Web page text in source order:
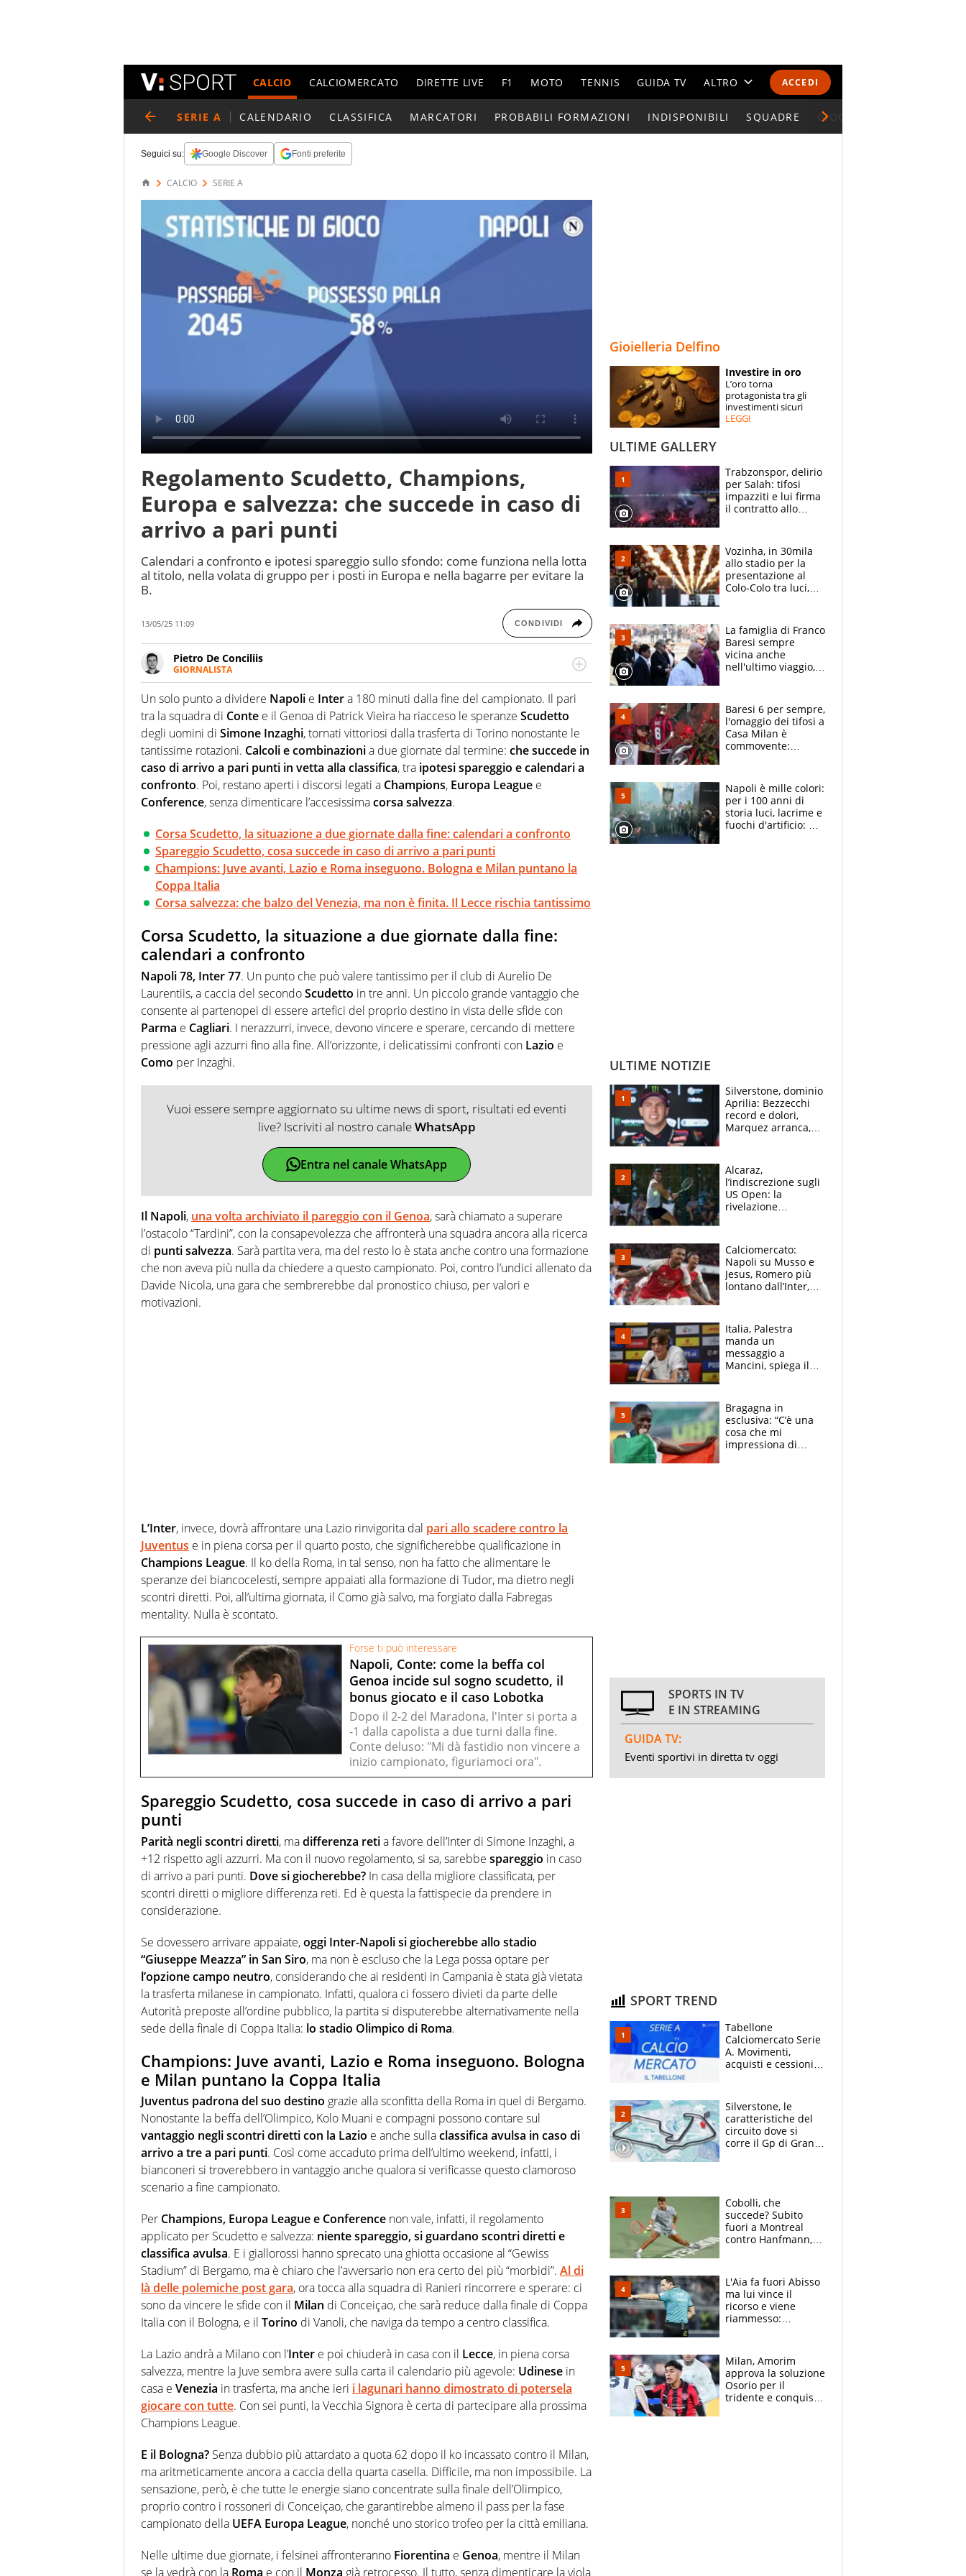
ACCEDI
CALCIO CALCIOMERCATO DIRETTE LIVE F1 MOTO TENNIS GUIDA TV ALTRO
CALENDARI E CLASSIFICHE
ESPERTI
CONTATTI
SERIE A CALENDARIO CLASSIFICA MARCATORI PROBABILI FORMAZIONI INDISPONIBILI SQUADRE GIOCATORI SERIE A
Seguici su: Google Discover Fonti preferite
CALCIO SERIE A
Regolamento Scudetto, Champions,
Europa e salvezza: che succede in caso di
arrivo a pari punti
Calendari a confronto e ipotesi spareggio sullo sfondo: come funziona nella lotta
al titolo, nella volata di gruppo per i posti in Europa e nella bagarre per evitare la
B.
13/05/25 11:09 CONDIVIDI
Pietro De Conciliis
GIORNALISTA
Giornalista pubblicista e speaker radiofonico, per Virgilio Sport si occupa di calcio con
uno sguardo attento e competente sui campionati di Serie B e Serie C
Un solo punto a dividere Napoli e Intera 180 minuti dalla fine del campionato. Il pari
tra la squadra di Conte e il Genoa di Patrick Vieira ha riacceso le speranze Scudetto
degli uomini di Simone Inzaghi, tornati vittoriosi dalla trasferta di Torino nonostante le
tantissime rotazioni. Calcoli e combinazionia due giornate dal termine: che succede in
caso di arrivo a pari punti in vetta alla classifica, tra ipotesi spareggio e calendari a
confronto. Poi, restano aperti i discorsi legati a Champions, Europa League e
Conference, senza dimenticare l’accesissimacorsa salvezza.
Corsa Scudetto, la situazione a due giornate dalla fine: calendari a confronto
Spareggio Scudetto, cosa succede in caso di arrivo a pari punti
Champions: Juve avanti, Lazio e Roma inseguono. Bologna e Milan puntano la
Coppa Italia
Corsa salvezza: che balzo del Venezia, ma non è finita. Il Lecce rischia tantissimo
Corsa Scudetto, la situazione a due giornate dalla fine:
calendari a confronto
Napoli 78, Inter 77. Un punto che può valere tantissimo per il club di Aurelio De
Laurentiis, a caccia del secondoScudetto in tre anni. Un piccolo grande vantaggio che
consente ai partenopei di essere artefici del proprio destino in vista delle sfide con
Parma e Cagliari. I nerazzurri, invece, devono vincere e sperare, cercando di mettere
pressione agli azzurri fino alla fine. All’orizzonte, i delicatissimi confronti con Lazio e
Como per Inzaghi.
Vuoi essere sempre aggiornato su ultime news di sport, risultati ed eventi
live? Iscriviti al nostro canaleWhatsApp
Entra nel canale WhatsApp
Il Napoli, una volta archiviato il pareggio con il Genoa, sarà chiamato a superare
l’ostacolo “Tardini”, con la consapevolezza che affronterà una squadra ancora alla ricerca
di punti salvezza. Sarà partita vera, ma del resto lo è stata anche contro una formazione
che non aveva più nulla da chiedere a questo campionato. Poi, contro l’undici allenato da
Davide Nicola, una gara che sembrerebbe dal pronostico chiuso, per valori e
motivazioni.
L’Inter, invece, dovrà affrontare una Lazio rinvigorita dal pari allo scadere contro la
Juventus e in piena corsa per il quarto posto, che significherebbe qualificazione in
Champions League. Il ko della Roma, in tal senso, non ha fatto che alimentare le
speranze dei biancocelesti, sempre appaiati alla formazione di Tudor, ma dietro negli
scontri diretti. Poi, all’ultima giornata, il Como già salvo, ma forgiato dalla Fabregas
mentality. Nulla è scontato.
Forse ti può interessare
Napoli, Conte: come la beffa col
Genoa incide sul sogno scudetto, il
bonus giocato e il caso Lobotka
Dopo il 2-2 del Maradona, l'Inter si porta a
-1 dalla capolista a due turni dalla fine.
Conte deluso: "Mi dà fastidio non vincere a
inizio campionato, figuriamoci ora".
Spareggio Scudetto, cosa succede in caso di arrivo a pari
punti
Parità negli scontri diretti, madifferenza retia favore dell’Inter di Simone Inzaghi, a
+12 rispetto agli azzurri. Ma con il nuovo regolamento, si sa, sarebbe spareggio in caso
di arrivo a pari punti. Dove si giocherebbe? In casa della migliore classificata, per
scontri diretti o migliore differenza reti. Ed è questa la fattispecie da prendere in
considerazione.
Se dovessero arrivare appaiate,oggi Inter-Napoli si giocherebbe allo stadio
“Giuseppe Meazza” in San Siro, ma non è escluso che la Lega possa optare per
l’opzione campo neutro, considerando che ai residenti in Campania è stata già vietata
la trasferta milanese in campionato. Infatti, qualora ci fossero divieti da parte delle
Autorità preposte all’ordine pubblico, la partita si disputerebbe alternativamente nella
sede della finale di Coppa Italia: lo stadio Olimpico di Roma.
Champions: Juve avanti, Lazio e Roma inseguono. Bologna
e Milan puntano la Coppa Italia
Juventus padrona del suo destino grazie alla sconfitta della Roma in quel di Bergamo.
Nonostante la beffa dell’Olimpico, Kolo Muani e compagni possono contare sul
vantaggio negli scontri diretti con la Lazio e anche sullaclassifica avulsa in caso di
arrivo a tre a pari punti. Così come accaduto prima dell’ultimo weekend, infatti, i
bianconeri si troverebbero in vantaggio anche qualora si verificasse questo clamoroso
scenario a fine campionato.
Per Champions, Europa League e Conference non vale, infatti, il regolamento
applicato per Scudetto e salvezza: niente spareggio, si guardano scontri diretti e
classifica avulsa. E i giallorossi hanno sprecato una ghiotta occasione al “Gewiss
Stadium” di Bergamo, ma è chiaro che l’avversario non era certo dei più “morbidi”. Al di
là delle polemiche post gara, ora tocca alla squadra di Ranieri rincorrere e sperare: ci
sono da vincere le sfide con il Milan di Conceiçao, che sarà reduce dalla finale di Coppa
Italia con il Bologna, e il Torino di Vanoli, che naviga da tempo a centro classifica.
La Lazio andrà a Milano con l’Inter e poi chiuderà in casa con il Lecce, in piena corsa
salvezza, mentre la Juve sembra avere sulla carta il calendario più agevole: Udinese in
casa e Venezia in trasferta, ma anche ieri i lagunari hanno dimostrato di potersela
giocare con tutte. Con sei punti, la Vecchia Signora è certa di partecipare alla prossima
Champions League.
E il Bologna? Senza dubbio più attardato a quota 62 dopo il ko incassato contro il Milan,
ma aritmeticamente ancora a caccia della quarta casella. Difficile, ma non impossibile. La
sensazione, però, è che tutte le energie siano concentrate sulla finale dell’Olimpico,
proprio contro i rossoneri di Conceiçao, che garantirebbe almeno il pass per la fase
campionato della UEFA Europa League, nonché uno storico trofeo per la città emiliana.
Nelle ultime due giornate, i felsinei affronteranno Fiorentina e Genoa, mentre il Milan
se la vedrà con la Roma e con il Monza già retrocesso. Il tutto, senza dimenticare la viola
Gioielleria Delfino
Investire in oro
L’oro torna
protagonista tra gli
investimenti sicuri
LEGGI
ULTIME GALLERY
Trabzonspor, delirio
per Salah: tifosi
impazziti e lui firma
il contratto allo
Vozinha, in 30mila
allo stadio per la
presentazione al
Colo-Colo tra luci,
La famiglia di Franco
Baresi sempre
vicina anche
nell'ultimo viaggio,
circondati
dall'affetto dei tifosi
Baresi 6 per sempre,
l'omaggio dei tifosi a
Casa Milan è
commovente:
bigliettini
Napoli è mille colori:
per i 100 anni di
storia luci, lacrime e
fuochi d'artificio: De
ULTIME NOTIZIE
Silverstone, dominio
Aprilia: Bezzecchi
record e dolori,
Marquez arranca,
Alcaraz,
l’indiscrezione sugli
US Open: la
rivelazione
B. Rune verso la
rinuncia
Calciomercato:
Napoli su Musso e
Jesus, Romero più
lontano dall’Inter,
tabellone
Italia, Palestra
manda un
messaggio a
Mancini, spiega il
l'alleanza con
Donnarumma
Bragagna in
esclusiva: “C’è una
cosa che mi
impressiona di
SPORTS IN TV
E IN STREAMING
GUIDA TV:
Eventi sportivi in diretta tv oggi
SPORT TREND
Tabellone
Calciomercato Serie
A. Movimenti,
acquisti e cessioni:
Silverstone, le
caratteristiche del
circuito dove si
corre il Gp di Gran
Cobolli, che
succede? Subito
fuori a Montreal
contro Hanfmann,
L'Aia fa fuori Abisso
ma lui vince il
ricorso e viene
riammesso:
Milan, Amorim
approva la soluzione
Osorio per il
tridente e conquista